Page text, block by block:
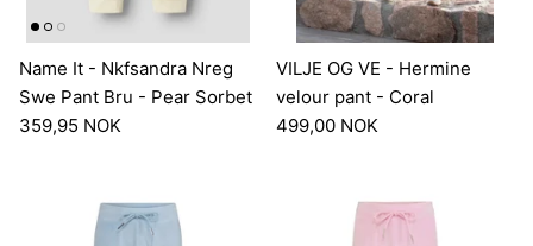
Name It - Nkfsandra Nreg
Swe Pant Bru - Pear Sorbet
359,95 NOK
VILJE OG VE - Hermine
velour pant - Coral
499,00 NOK